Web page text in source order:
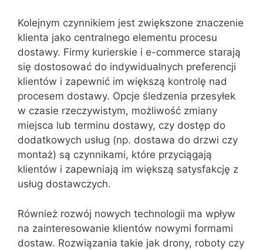
Kolejnym czynnikiem jest zwiększone znaczenie
klienta jako centralnego elementu procesu
dostawy. Firmy kurierskie i e-commerce starają
się dostosować do indywidualnych preferencji
klientów i zapewnić im większą kontrolę nad
procesem dostawy. Opcje śledzenia przesyłek
w czasie rzeczywistym, możliwość zmiany
miejsca lub terminu dostawy, czy dostęp do
dodatkowych usług (np. dostawa do drzwi czy
montaż) są czynnikami, które przyciągają
klientów i zapewniają im większą satysfakcję z
usług dostawczych.
Również rozwój nowych technologii ma wpływ
na zainteresowanie klientów nowymi formami
dostaw. Rozwiązania takie jak drony, roboty czy